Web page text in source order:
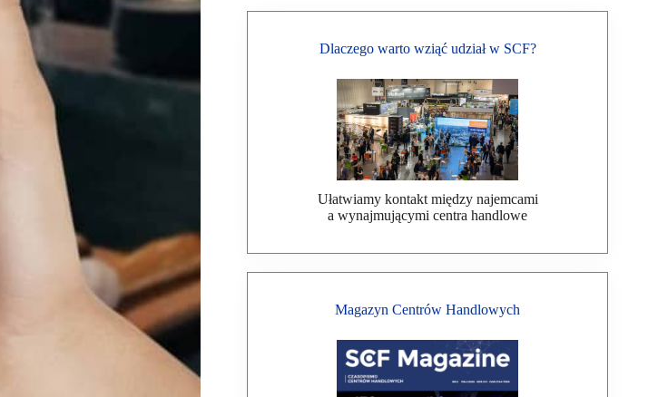
Dlaczego warto wziąć udział w SCF?
Ułatwiamy kontakt między najemcami
a wynajmującymi centra handlowe
Magazyn Centrów Handlowych